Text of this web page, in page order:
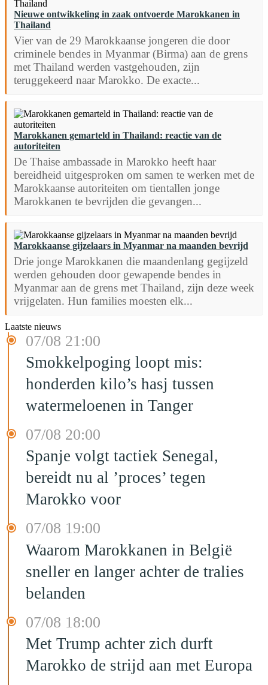
Nieuwe ontwikkeling in zaak ontvoerde Marokkanen in
Thailand
Vier van de 29 Marokkaanse jongeren die door
criminele bendes in Myanmar (Birma) aan de grens
met Thailand werden vastgehouden, zijn
teruggekeerd naar Marokko. De exacte...
Marokkanen gemarteld in Thailand: reactie van de
autoriteiten
De Thaise ambassade in Marokko heeft haar
bereidheid uitgesproken om samen te werken met de
Marokkaanse autoriteiten om tientallen jonge
Marokkanen te bevrijden die gevangen...
Marokkaanse gijzelaars in Myanmar na maanden bevrijd
Drie jonge Marokkanen die maandenlang gegijzeld
werden gehouden door gewapende bendes in
Myanmar aan de grens met Thailand, zijn deze week
vrijgelaten. Hun families moesten elk...
Laatste nieuws
07/08 21:00
Smokkelpoging loopt mis:
honderden kilo’s hasj tussen
watermeloenen in Tanger
07/08 20:00
Spanje volgt tactiek Senegal,
bereidt nu al ’proces’ tegen
Marokko voor
07/08 19:00
Waarom Marokkanen in België
sneller en langer achter de tralies
belanden
07/08 18:00
Met Trump achter zich durft
Marokko de strijd aan met Europa